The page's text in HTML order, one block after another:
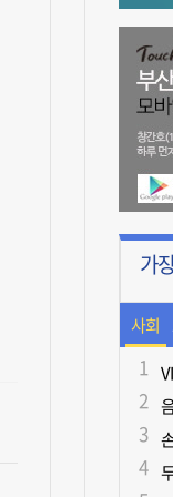
가
사회